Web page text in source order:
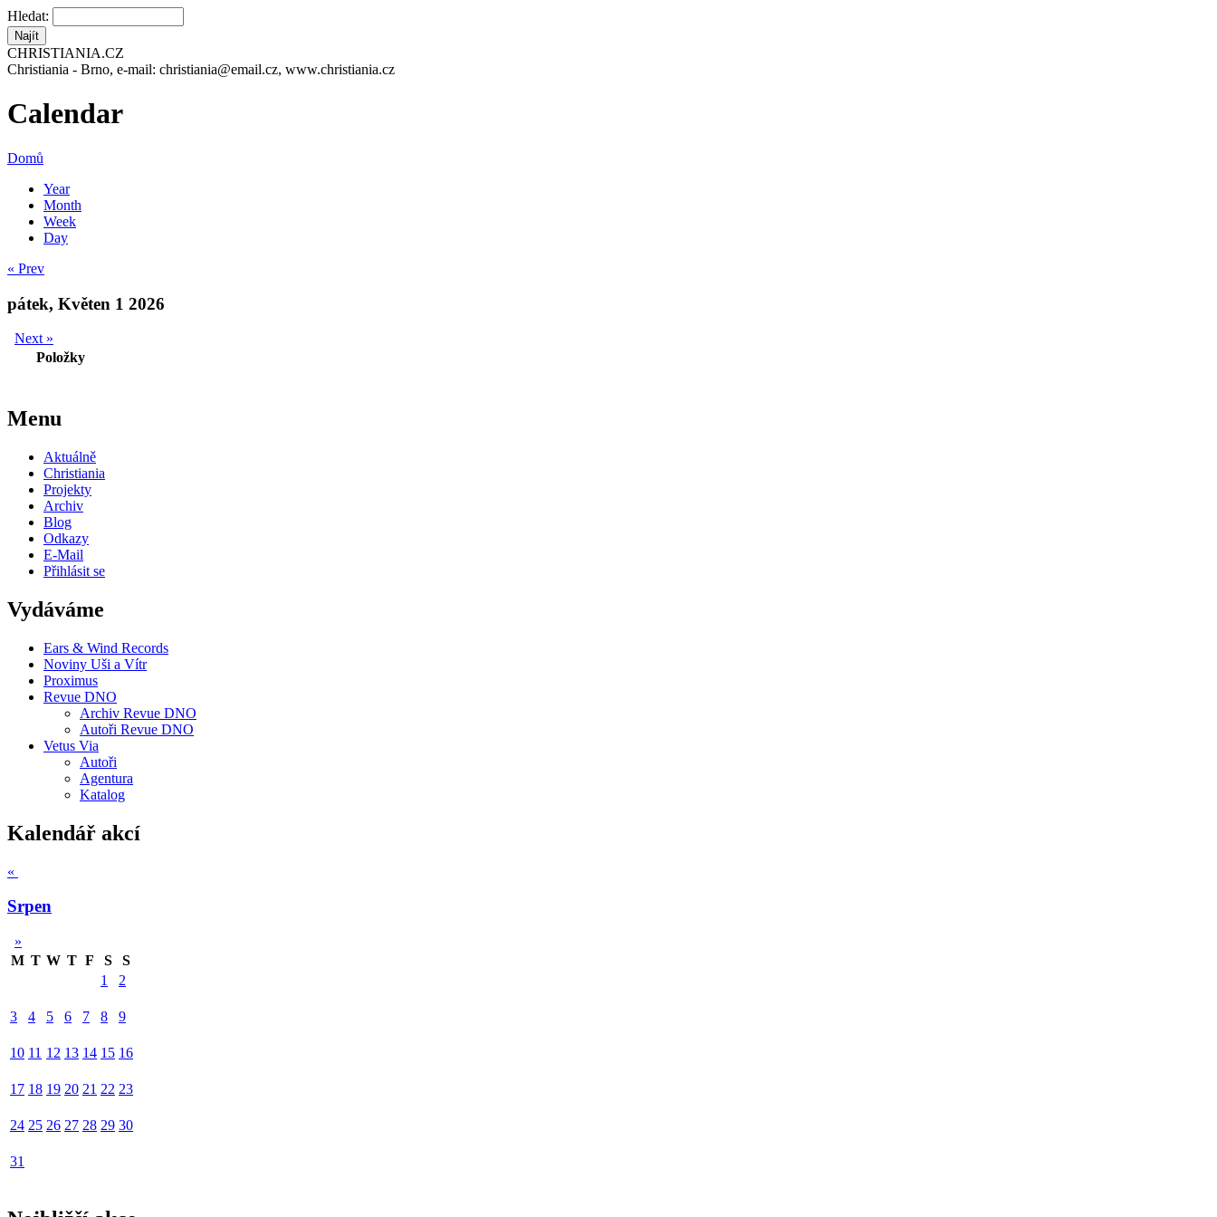
Hledat:
CHRISTIANIA.CZ
Christiania - Brno, e-mail: christiania@email.cz, www.christiania.cz
Calendar
Domů
Year
Month
Week
Day
« Prev
pátek, Květen 1 2026
Next »
Položky
Menu
Aktuálně
Christiania
Projekty
Archiv
Blog
Odkazy
E-Mail
Přihlásit se
Vydáváme
Ears & Wind Records
Noviny Uši a Vítr
Proximus
Revue DNO
Archiv Revue DNO
Autoři Revue DNO
Vetus Via
Autoři
Agentura
Katalog
Kalendář akcí
«
Srpen
»
M T W T F S
S
1
2
3 4 5 6 7 8 9
10 11 12 13 14 15 16
17 18 19 20 21 22 23
24 25 26 27 28 29 30
31